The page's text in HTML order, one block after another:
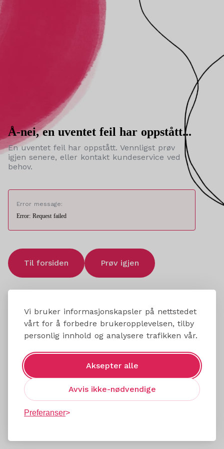
Vi bruker informasjonskapsler på nettstedet
vårt for å forbedre brukeropplevelsen, tilby
personlig innhold og analysere trafikken vår.
Aksepter alle
Avvis ikke-nødvendige
Preferanser
Å-nei, en uventet feil har oppstått...
En uventet feil har oppstått. Vennligst prøv
igjen senere, eller kontakt kundeservice ved
behov.
Error message:
Error: Request failed
Til forsiden Prøv igjen